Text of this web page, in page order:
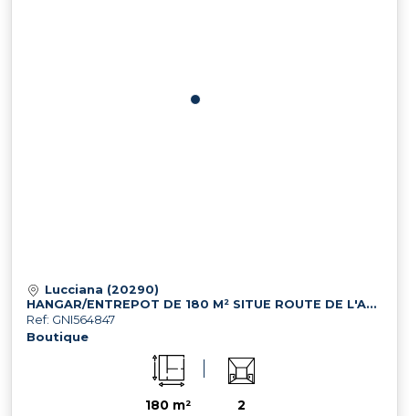
Lucciana (20290)
HANGAR/ENTREPOT DE 180 M² SITUE ROUTE DE L'AEROPORT 20290 LUCCIA
Ref: GNI564847
Boutique
180 m² 2